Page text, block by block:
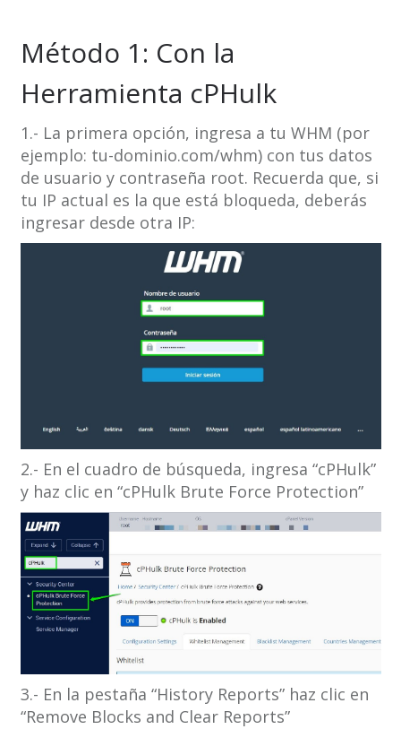
Método 1: Con la
Herramienta cPHulk
1.- La primera opción, ingresa a tu WHM (por
ejemplo: tu-dominio.com/whm) con tus datos
de usuario y contraseña root. Recuerda que, si
tu IP actual es la que está bloqueda, deberás
ingresar desde otra IP:
2.- En el cuadro de búsqueda, ingresa “cPHulk”
y haz clic en “cPHulk Brute Force Protection”
3.- En la pestaña “History Reports” haz clic en
“Remove Blocks and Clear Reports”